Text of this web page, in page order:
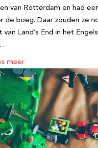
van Rotterdam en had
de boeg. Daar zouden ze
van Land’s End in het
meer